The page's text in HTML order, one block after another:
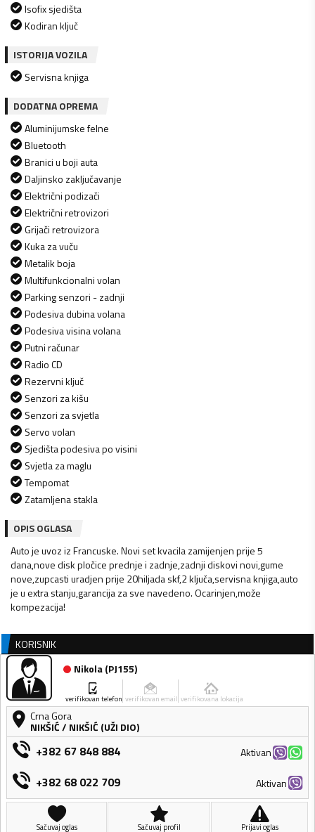
Isofix sjedišta
Kodiran ključ
ISTORIJA VOZILA
Servisna knjiga
DODATNA OPREMA
Aluminijumske felne
Bluetooth
Branici u boji auta
Daljinsko zaključavanje
Električni podizači
Električni retrovizori
Grijači retrovizora
Kuka za vuču
Metalik boja
Multifunkcionalni volan
Parking senzori - zadnji
Podesiva dubina volana
Podesiva visina volana
Putni računar
Radio CD
Rezervni ključ
Senzori za kišu
Senzori za svjetla
Servo volan
Sjedišta podesiva po visini
Svjetla za maglu
Tempomat
Zatamljena stakla
OPIS OGLASA
Auto je uvoz iz Francuske. Novi set kvacila zamijenjen prije 5
dana,nove disk pločice prednje i zadnje,zadnji diskovi novi,gume
nove,zupcasti uradjen prije 20hiljada skf,2 ključa,servisna knjiga,auto
je u extra stanju,garancija za sve navedeno. Ocarinjen,može
kompezacija!
KORISNIK
Nikola(PJ155)
verifikovan telefon verifikovan email verifikovana lokacija
Crna Gora
NIKŠIĆ/ NIKŠIĆ (UŽI DIO)
+382 67 848 884 Aktivan
+382 68 022 709 Aktivan
Sačuvaj oglas Sačuvaj profil Prijavi oglas